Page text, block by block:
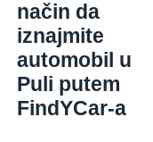
način da
iznajmite
automobil u
Puli putem
FindYCar-a